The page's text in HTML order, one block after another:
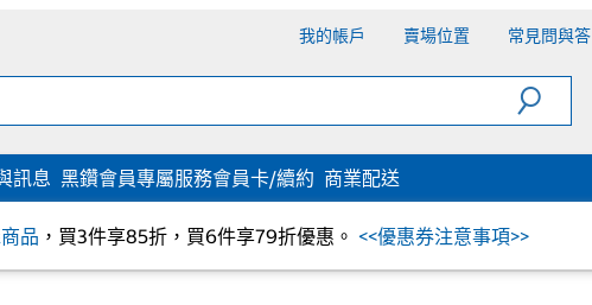
我的帳戶 賣場位置 常見問與答
訊息 黑鑽會員專屬服務會員卡/續約 商業配送
品 ，買3件享85折，買6件享79折優惠。 <<優惠券注意事項>>